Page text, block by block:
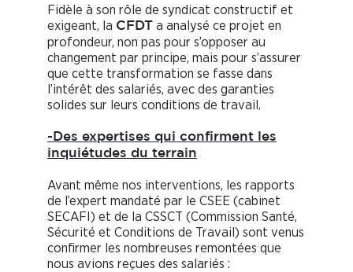
Fidèle à son rôle de syndicat constructif et
exigeant, la CFDT a analysé ce projet en
profondeur, non pas pour s’opposer au
changement par principe, mais pour s’assurer
que cette transformation se fasse dans
l’intérêt des salariés, avec des garanties
solides sur leurs conditions de travail.
-Des expertises qui confirment les
inquiétudes du terrain
Avant même nos interventions, les rapports
de l’expert mandaté par le CSEE (cabinet
SECAFI) et de la CSSCT (Commission Santé,
Sécurité et Conditions de Travail) sont venus
confirmer les nombreuses remontées que
nous avions reçues des salariés :